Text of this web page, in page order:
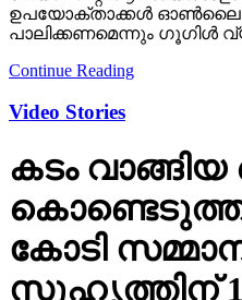
കടം
കൊണ്ടെടുത്ത
കോടി
സുഹൃത്തിന് 1
പച്ചക്കറി
ജയ്പൂര്‍ ജില്ലയിലെ
കാരനായ അമിത്
ലോട്ടറിയുടെ ദീപാവലി